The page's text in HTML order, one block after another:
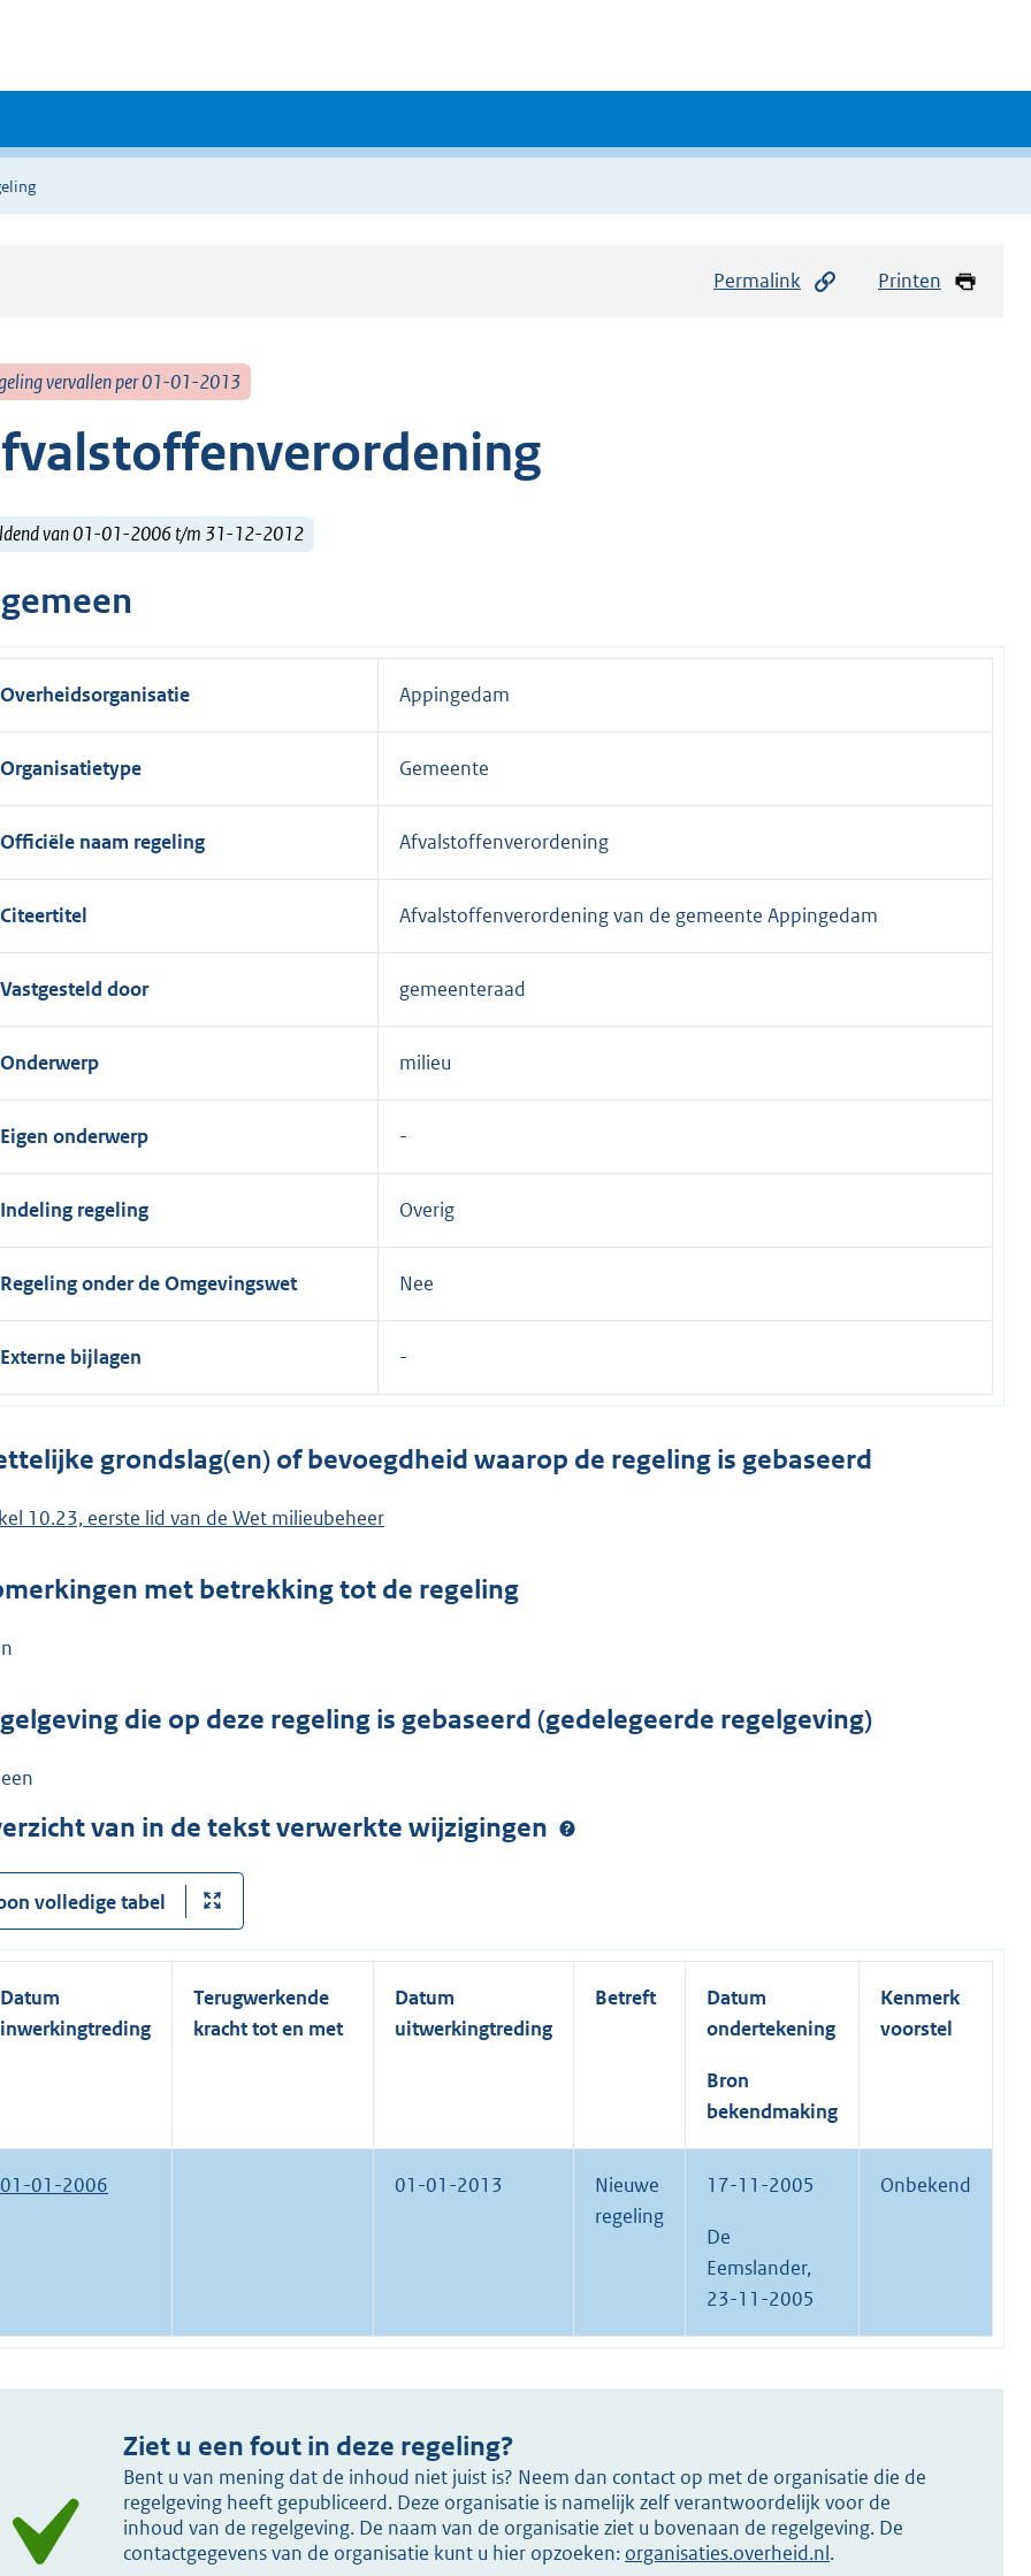
Permalink Printen
vervallen per 01-01-2013
van 01-01-2006 t/m 31-12-2012
Overheidsorganisatie Appingedam
Organisatietype Gemeente
Officiële naam regeling Afvalstoffenverordening
Citeertitel Afvalstoffenverordening van de gemeente Appingedam
Vastgesteld door gemeenteraad
Onderwerp milieu
Eigen onderwerp
Indeling regeling Overig
Regeling onder de Omgevingswet Nee
Externe bijlagen
grondslag(en) of bevoegdheid waarop de regeling is gebaseerd
10.23, eerste lid van de Wet milieubeheer
met betrekking tot de regeling
die op deze regeling is gebaseerd (gedelegeerde regelgeving)
van in de tekst verwerkte wijzigingen
volledige tabel
Datum
inwerkingtreding
Terugwerkende
kracht tot en met
Datum
uitwerkingtreding
Betreft
Datum
ondertekening
Bron
bekendmaking
Kenmerk
voorstel
01-01-2006 01-01-2013
Nieuwe
regeling
17-11-2005
De
Eemslander,
23-11-2005
Onbekend
Ziet u een fout in deze regeling?
Bent u van mening dat de inhoud niet juist is? Neem dan contact op met de organisatie die de
regelgeving heeft gepubliceerd. Deze organisatie is namelijk zelf verantwoordelijk voor de
inhoud van de regelgeving. De naam van de organisatie ziet u bovenaan de regelgeving. De
contactgegevens van de organisatie kunt u hier opzoeken: organisaties.overheid.nl.